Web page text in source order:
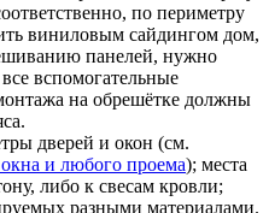
по периметру
виниловым сайдингом дом,
панелей, нужно
вспомогательные
на обрешётке должны
дверей и окон (см.
и любого проема); места
либо к свесам кровли;
разными материалами.